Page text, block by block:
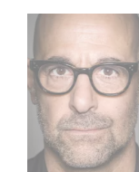
Le riprese di